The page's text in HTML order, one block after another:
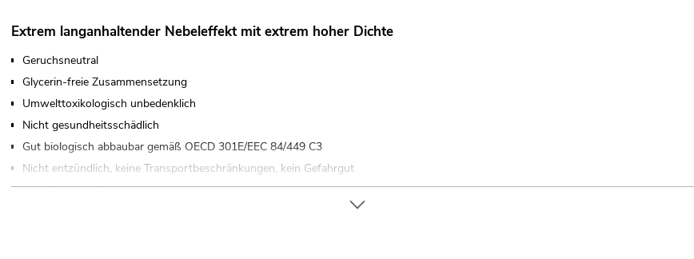
Extrem langanhaltender Nebeleffekt mit extrem hoher Dichte
Geruchsneutral
Glycerin-freie Zusammensetzung
Umwelttoxikologisch unbedenklich
Nicht gesundheitsschädlich
Gut biologisch abbaubar gemäß OECD 301E/EEC 84/449 C3
Nicht entzündlich, keine Transportbeschränkungen, kein Gefahrgut
Unterliegt ständiger Kontrolle